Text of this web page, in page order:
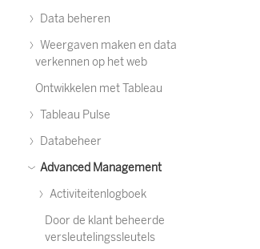
Data beheren
Weergaven maken en data
verkennen op het web
Ontwikkelen met Tableau
Tableau Pulse
Databeheer
Advanced Management
Activiteitenlogboek
Door de klant beheerde
versleutelingssleutels